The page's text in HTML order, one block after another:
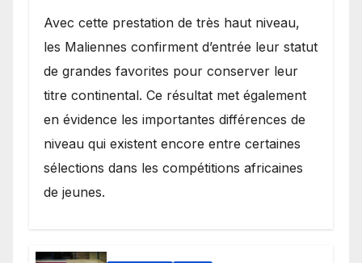
Avec cette prestation de très haut niveau,
les Maliennes confirment d’entrée leur statut
de grandes favorites pour conserver leur
titre continental. Ce résultat met également
en évidence les importantes différences de
niveau qui existent encore entre certaines
sélections dans les compétitions africaines
de jeunes.